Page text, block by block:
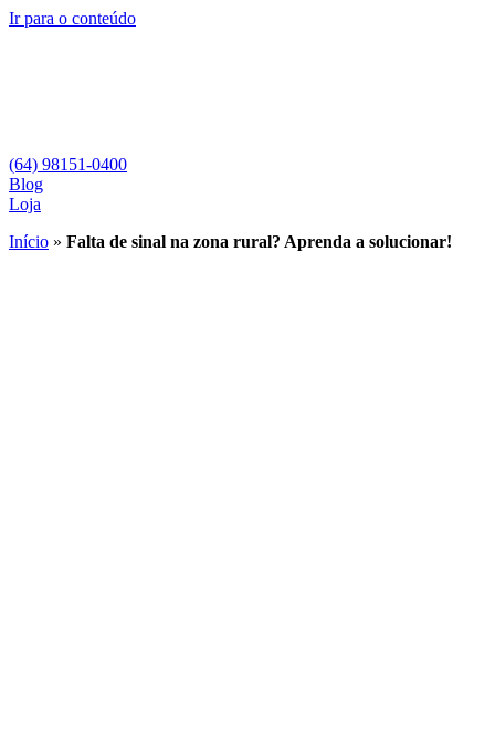
Ir para o conteúdo
(64) 98151-0400
Blog
Loja
Início » Falta de sinal na zona rural? Aprenda a solucionar!